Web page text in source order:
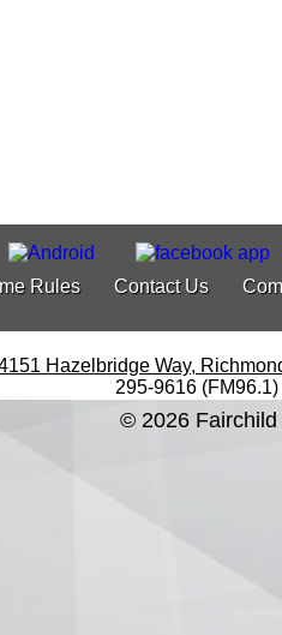
Rules Contact Us
Hazelbridge Way,
295-9616 (FM96.1)
© 2026 Fairchild